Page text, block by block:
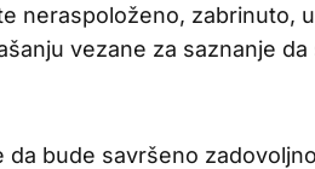
neraspoloženo, zabrinuto,
vezane za saznanje
da bude savršeno